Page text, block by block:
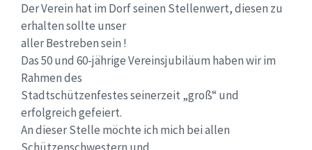
Der Verein hat im Dorf seinen Stellenwert, diesen zu
erhalten sollte unser
aller Bestreben sein !
Das 50 und 60-jährige Vereinsjubiläum haben wir im
Rahmen des
Stadtschützenfestes seinerzeit „groß“ und
erfolgreich gefeiert.
An dieser Stelle möchte ich mich bei allen